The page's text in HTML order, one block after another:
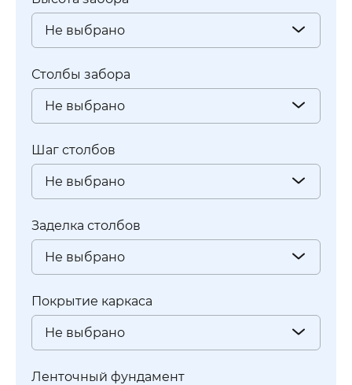
Не выбрано
Столбы забора
Не выбрано
Шаг столбов
Не выбрано
Заделка столбов
Не выбрано
Покрытие каркаса
Не выбрано
Ленточный фундамент